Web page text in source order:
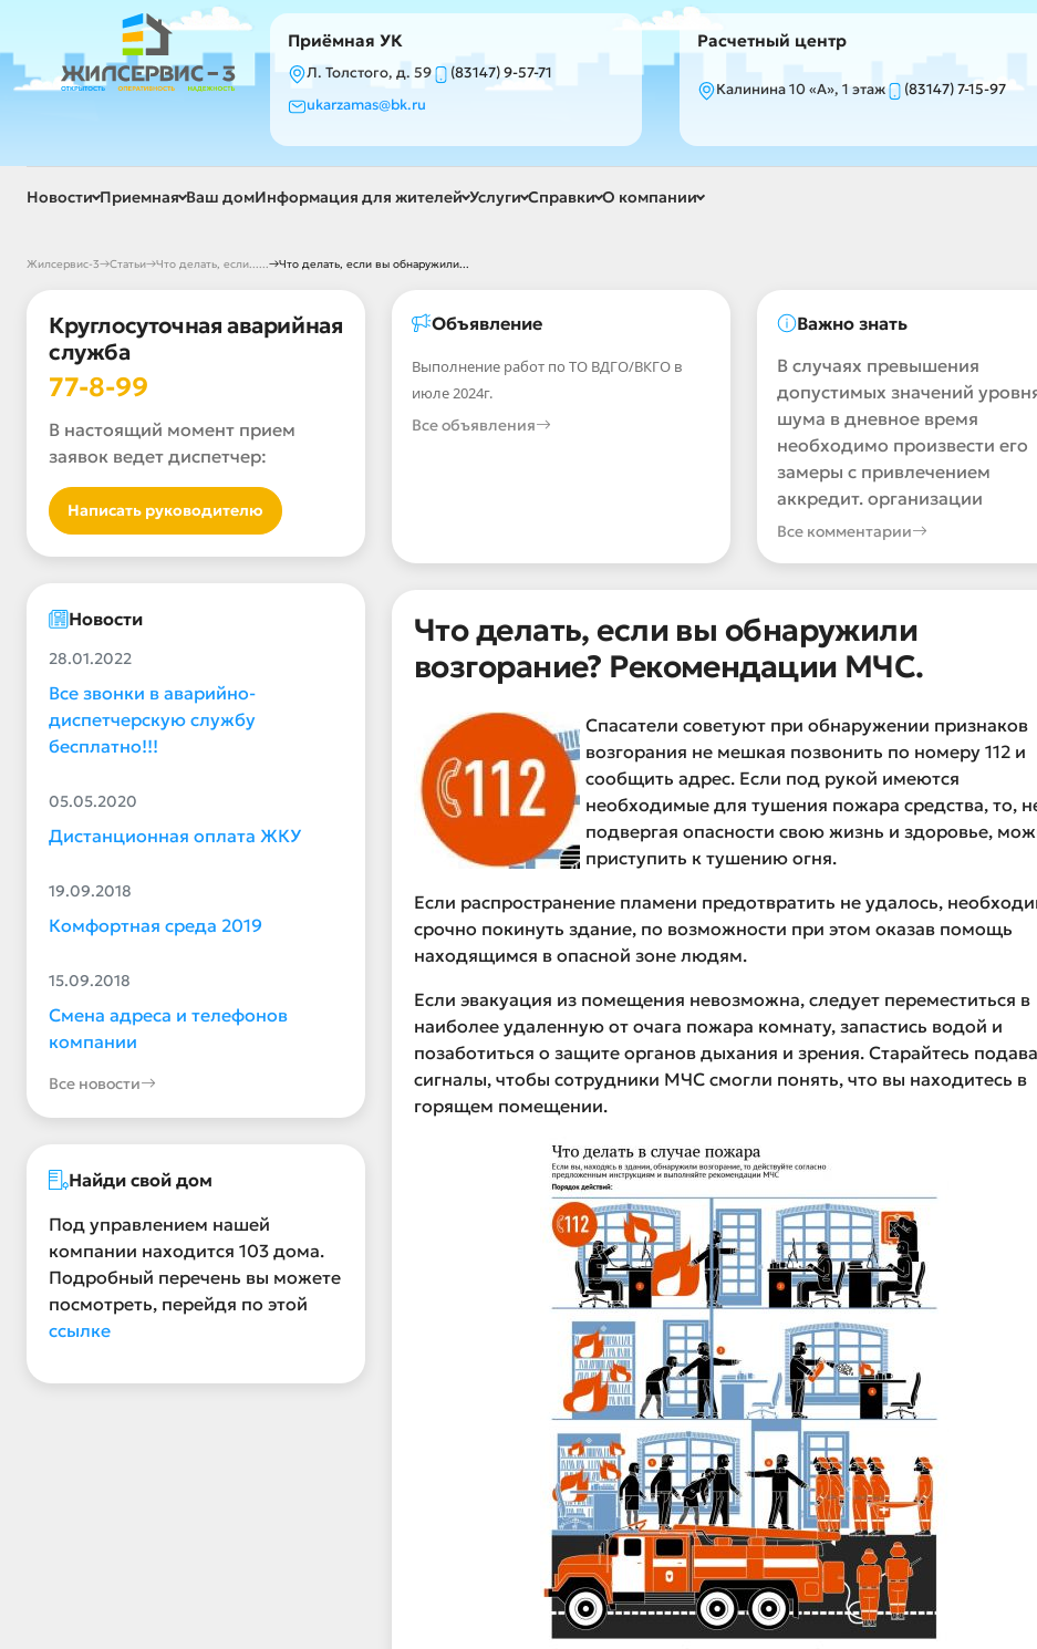
Приёмная УК
Л. Толстого, д. 59
(83147) 9-57-71
ukarzamas@bk.ru
Расчетный центр
Калинина 10 «А», 1 этаж (83147) 7-15-97
Новости Приемная Ваш домИнформация для жителей Услуги Справки О компании
Жилсервис-3→Статьи→Что делать, если......→Что делать, если вы обнаружили...
Круглосуточная аварийная
служба
77-8-99
В настоящий момент прием
заявок ведет диспетчер:
Написать руководителю
Новости
28.01.2022
Все звонки в аварийно-
диспетчерскую службу
бесплатно!!!
05.05.2020
Дистанционная оплата ЖКУ
19.09.2018
Комфортная среда 2019
15.09.2018
Смена адреса и телефонов
компании
Все новости
Найди свой дом
Под управлением нашей
компании находится 103 дома.
Подробный перечень вы можете
посмотреть, перейдя по этой
ссылке
Объявление
Выполнение работ по ТО ВДГО/ВКГО в
июле 2024г.
Все объявления
Важно знать
В случаях превышения
допустимых значений
шума в дневное время
необходимо произвести его
замеры с привлечением
аккредит. организации
Все комментарии
Что делать, если вы обнаружили
возгорание? Рекомендации МЧС.
Спасатели советуют при обнаружении признаков
возгорания не мешкая позвонить по номеру 112 и
сообщить адрес. Если под рукой имеются
необходимые для тушения пожара средства, то,
подвергая опасности свою жизнь и здоровье,
приступить к тушению огня.
Если распространение пламени предотвратить не удалось,
срочно покинуть здание, по возможности при этом оказав помощь
находящимся в опасной зоне людям.
Если эвакуация из помещения невозможна, следует переместиться в
наиболее удаленную от очага пожара комнату, запастись водой и
позаботиться о защите органов дыхания и зрения. Старайтесь
сигналы, чтобы сотрудники МЧС смогли понять, что вы находитесь в
горящем помещении.